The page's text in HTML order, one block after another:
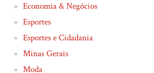
Economia & Negócios
Esportes
Esportes e Cidadania
Minas Gerais
Moda